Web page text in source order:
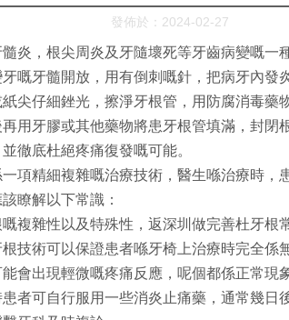
發佈於：2024-02-27
炎，根尖周炎及牙隨壞死等牙齒病變嘅一
嘅牙髓開放，用有倒刺嘅針，把病牙內發
尖仔細銼光，擦淨牙根管，用防腐消毒藥
用牙膠或其他藥物將患牙根管填滿，封閉
徹底杜絕疼痛復發嘅可能。
項精細複雜嘅治療技術，醫生喺治療時，
瞭解以下常識：
複雜性以及特殊性，返深圳做完善杜牙根
根技術可以保證患者喺牙椅上治療時完全係
會出現輕微嘅疼痛反應，呢個都係正常現
者可自行服用一些消炎止痛藥，通常幾日